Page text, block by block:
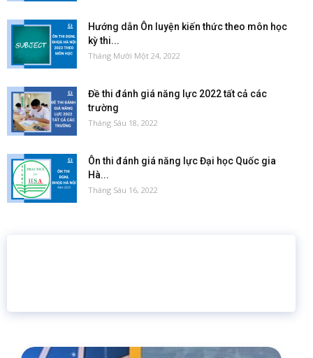
Hướng dẫn Ôn luyện kiến thức theo môn học
kỳ thi...
Tháng Mười Một 24, 2022
Đề thi đánh giá năng lực 2022 tất cả các
trường
Tháng Sáu 18, 2022
Ôn thi đánh giá năng lực Đại học Quốc gia
Hà...
Tháng Sáu 16, 2022